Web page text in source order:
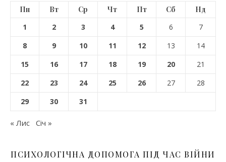
Пн Вт Ср Чт Пт Сб
Нд
1
2 3 4 5 6
7
8
9 10 11 12 13
14
15
16 17 18 19 20
21
22
23 24 25 26 27
28
29
30 31
« Лис Січ »
ПСИХОЛОГІЧНА ДОПОМОГА ПІД ЧАС ВІЙНИ